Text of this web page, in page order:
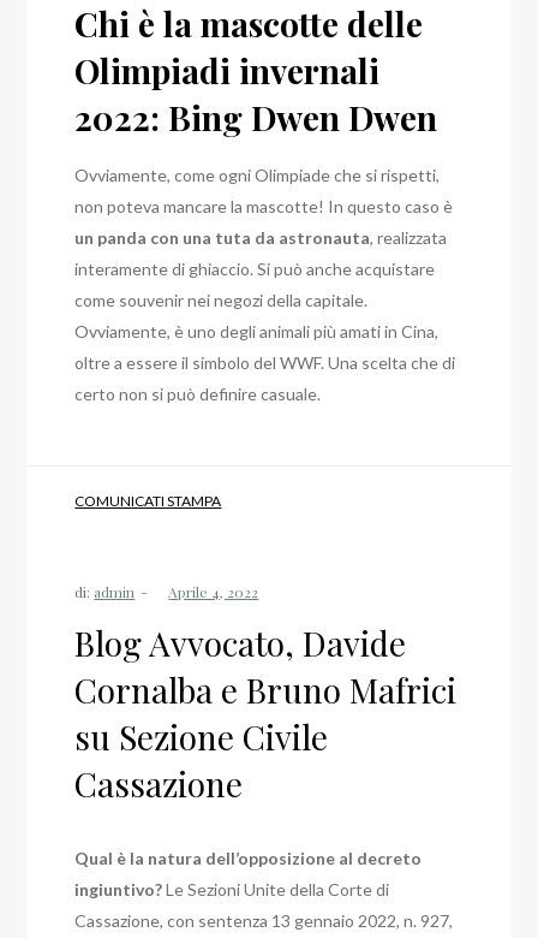
Chi è la mascotte delle
Olimpiadi invernali
2022: Bing Dwen Dwen
Ovviamente, come ogni Olimpiade che si rispetti,
non poteva mancare la mascotte! In questo caso è
un panda con una tuta da astronauta, realizzata
interamente di ghiaccio. Si può anche acquistare
come souvenir nei negozi della capitale.
Ovviamente, è uno degli animali più amati in Cina,
oltre a essere il simbolo del WWF. Una scelta che di
certo non si può definire casuale.
COMUNICATI STAMPA
di: admin
Blog Avvocato, Davide
Cornalba e Bruno Mafrici
su Sezione Civile
Cassazione
Qual è la natura dell’opposizione al decreto
ingiuntivo?Le Sezioni Unite della Corte di
Cassazione, con sentenza 13 gennaio 2022, n. 927,